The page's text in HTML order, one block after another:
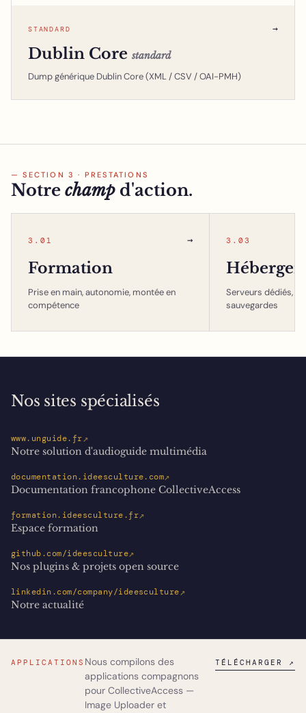
STANDARD →
Dublin Core standard
Dump générique Dublin Core (XML / CSV / OAI-PMH)
— SECTION 3 · PRESTATIONS
Notre champ d'action.
3.01 →
Formation
Prise en main, autonomie, montée en
compétence
3.03
Serveurs dédiés,
sauvegardes
Nos sites spécialisés
www.unguide.fr↗
Notre solution d'audioguide multimédia
documentation.ideesculture.com↗
Documentation francophone CollectiveAccess
formation.ideesculture.fr↗
Espace formation
github.com/ideesculture↗
Nos plugins & projets open source
linkedin.com/company/ideesculture↗
Notre actualité
APPLICATIONS Nous compilons des
applications compagnons
pour CollectiveAccess —
Image Uploaderet
TÉLÉCHARGER ↗